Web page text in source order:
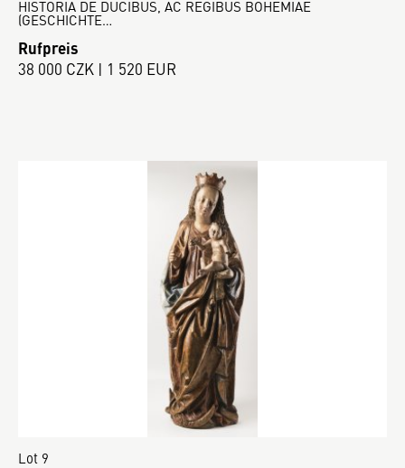
HISTORIA DE DUCIBUS, AC REGIBUS BOHEMIAE
(GESCHICHTE…
Rufpreis
38 000 CZK | 1 520 EUR
Lot 9